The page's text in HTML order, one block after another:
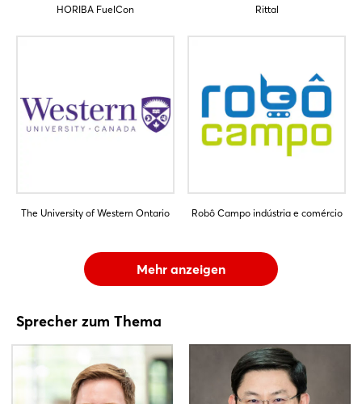
HORIBA FuelCon Rittal
The University of Western Ontario Robô Campo indústria e comércio
Mehr anzeigen
Sprecher zum Thema